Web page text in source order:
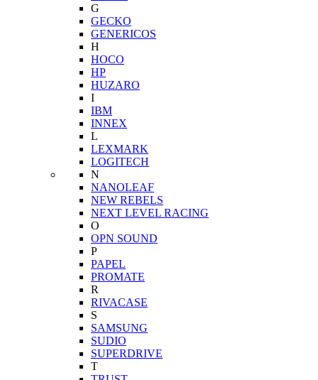
G
GECKO
GENERICOS
H
HOCO
HP
HUZARO
I
IBM
INNEX
L
LEXMARK
LOGITECH
N
NANOLEAF
NEW REBELS
NEXT LEVEL RACING
O
OPN SOUND
P
PAPEL
PROMATE
R
RIVACASE
S
SAMSUNG
SUDIO
SUPERDRIVE
T